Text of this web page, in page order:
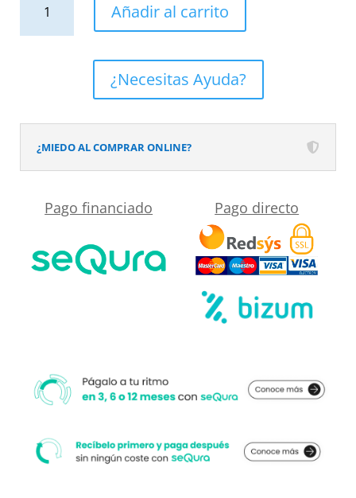
con
arenado
pintado
con
LED
Añadir al carrito
¿Necesitas Ayuda?
¿MIEDO AL COMPRAR ONLINE?
Pago financiado Pago directo